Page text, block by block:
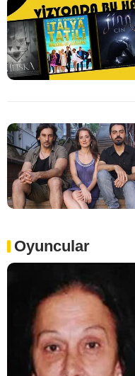
Oyuncular